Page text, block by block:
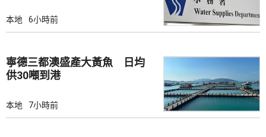
本地 6小時前
寧德三都澳盛產大黃魚 日均
供30噸到港
本地 7小時前